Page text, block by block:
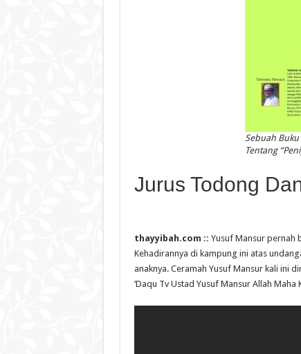
Sebuah Buku
Tentang
Jurus Todong
thayyibah.com :: Yusuf Mansur pernah
Kehadirannya di kampung ini atas
anaknya. Ceramah Yusuf Mansur kali ini
‘Daqu Tv Ustad Yusuf Mansur Allah Maha